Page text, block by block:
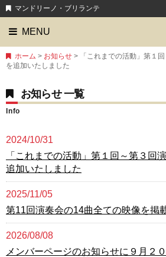
マンドリーノ・ブリランテ
MENU
ホーム > お知らせ > 「これまでの活動」第１
を追加いたしました
お知らせ 一覧
Info
2024/10/31
「これまでの活動」第１回～第３回
追加いたしました
2025/11/05
第11回演奏会の14曲全ての映像を掲
2026/08/08
メンバーページのお知らせに９月２